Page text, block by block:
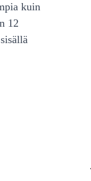
kuin
12